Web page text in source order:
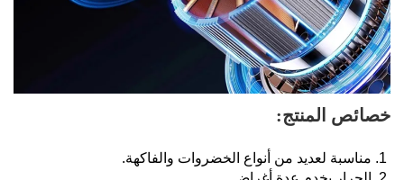
خصائص المنتج:
1. مناسبة لعديد من أنواع الخضروات والفاكهة.